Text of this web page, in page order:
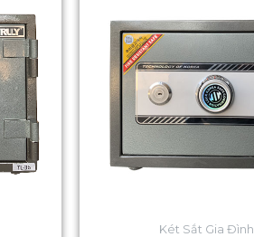
Két Sắt Gia Đình